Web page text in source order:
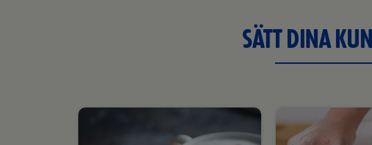
SÄTT DINA